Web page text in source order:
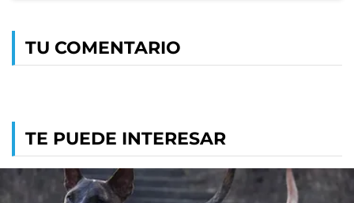
TU COMENTARIO
TE PUEDE INTERESAR